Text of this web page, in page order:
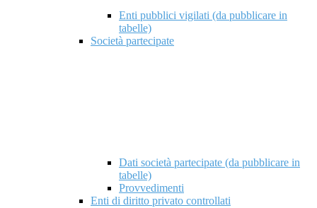
Enti pubblici vigilati (da pubblicare in
tabelle)
Società partecipate
Dati società partecipate (da pubblicare in
tabelle)
Provvedimenti
Enti di diritto privato controllati